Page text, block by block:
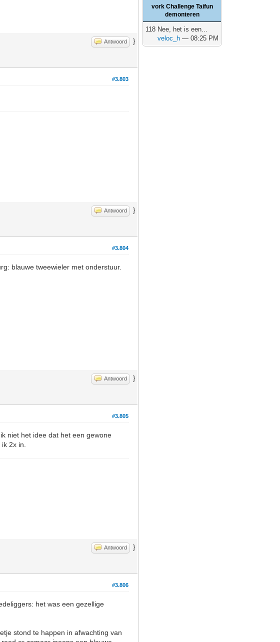
Antwoord }
#3.803
Antwoord }
#3.804
blauwe tweewieler met onderstuur.
Antwoord }
#3.805
niet het idee dat het een gewone
2x in.
Antwoord }
#3.806
het was een gezellige
stond te happen in afwachting van
vork Challenge Taifun
demonteren
118 Nee, het is een...
veloc_h — 08:25 PM